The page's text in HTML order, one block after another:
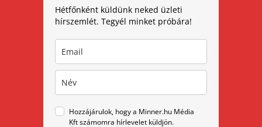
Hétfőnként küldünk neked üzleti
hírszemlét. Tegyél minket próbára!
Hozzájárulok, hogy a Minner.hu Média
Kft számomra hírlevelet küldjön.